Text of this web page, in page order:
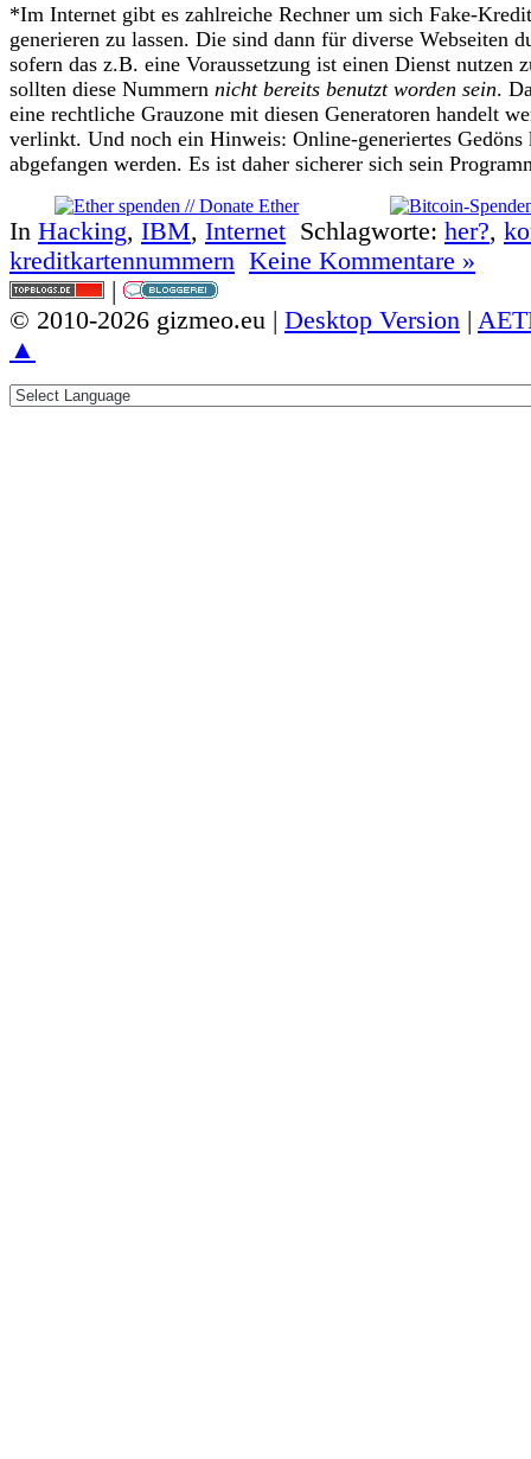
*Im Internet gibt es zahlreiche Rechner um sich Fake-
generieren zu lassen. Die sind dann für diverse Webseiten
sofern das z.B. eine Voraussetzung ist einen Dienst nutzen
sollten diese Nummern nicht bereits benutzt worden sein.
eine rechtliche Grauzone mit diesen Generatoren handelt
verlinkt. Und noch ein Hinweis: Online-generiertes
abgefangen werden. Es ist daher sicherer sich sein
In Hacking, IBM, Internet Schlagworte: her?,
kreditkartennummern Keine Kommentare »
|
© 2010-2026 gizmeo.eu | Desktop Version |
▲